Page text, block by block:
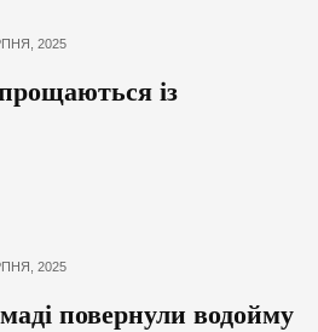
2025
із
2025
повернули водойму